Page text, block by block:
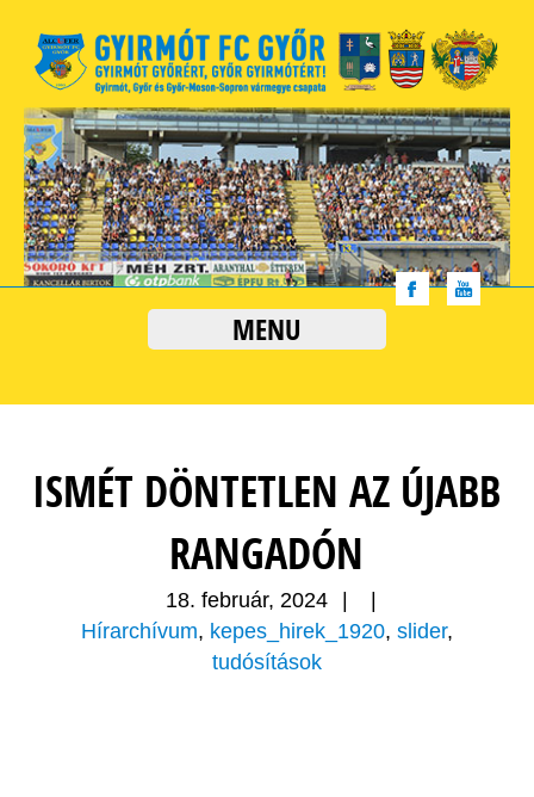
MENU
ISMÉT DÖNTETLEN AZ ÚJABB
RANGADÓN
18. február, 2024
Hírarchívum, kepes_hirek_1920, slider,
tudósítások